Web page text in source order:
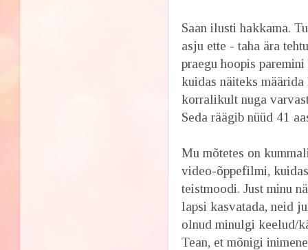
Saan ilusti hakkama.
asju ette - taha ära
praegu hoopis
kuidas näiteks
korralikult nuga
Seda räägib nüüd 41
Mu mõtetes on
video-õppefilmi,
teistmoodi. Just minu
lapsi kasvatada, neid
olnud minulgi keelud/
Tean, et mõnigi